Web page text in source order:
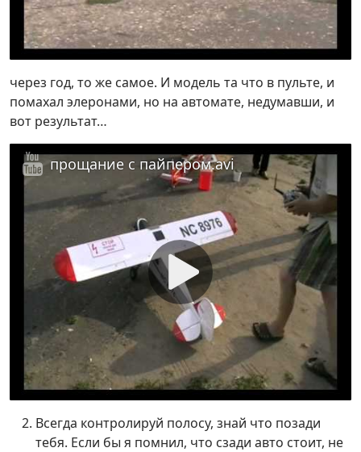
через год, то же самое. И модель та что в пульте, и
помахал элеронами, но на автомате, недумавши, и
вот результат…
прощание с пайпером.avi
Всегда контролируй полосу, знай что позади
тебя. Если бы я помнил, что сзади авто стоит, не